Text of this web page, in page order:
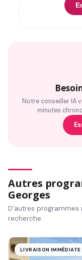
Notre conseiller IA
minutes
Autres
Georges
D'autres programmes
recherche
LIVRAISON IMMÉDIATE